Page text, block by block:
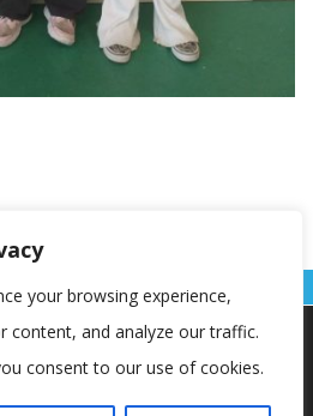
your browsing experience,
content, and analyze our traffic.
consent to our use of cookies.
vam pružili najbolje iskustvo na
koristimo ili opcije za